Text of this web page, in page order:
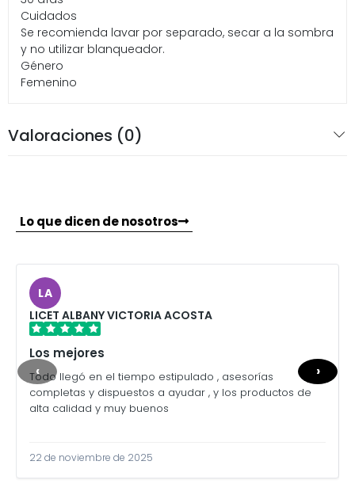
Cuidados
Se recomienda lavar por separado, secar a la sombra
y no utilizar blanqueador.
Género
Femenino
Valoraciones (0)
Lo que dicen de nosotros
LA
LICET ALBANY VICTORIA ACOSTA
Los mejores
Todo llegó en el tiempo estipulado , asesorías
completas y dispuestos a ayudar , y los productos de
alta calidad y muy buenos
22 de noviembre de 2025
‹ ›